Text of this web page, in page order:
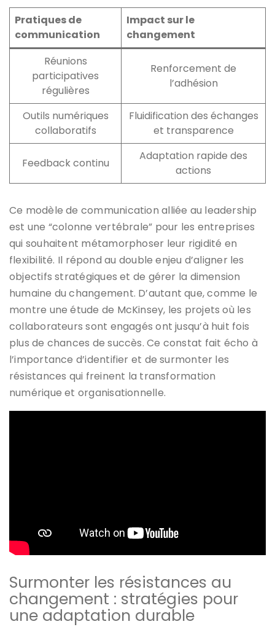
Pratiques de
communication
Impact sur le
changement
Réunions
participatives
régulières
Renforcement de
l’adhésion
Outils numériques
collaboratifs
Fluidification des échanges
et transparence
Feedback continu
Adaptation rapide des
actions
Ce modèle de communication alliée au leadership
est une “colonne vertébrale” pour les entreprises
qui souhaitent métamorphoser leur rigidité en
flexibilité. Il répond au double enjeu d’aligner les
objectifs stratégiques et de gérer la dimension
humaine du changement. D’autant que, comme le
montre une étude de McKinsey, les projets où les
collaborateurs sont engagés ont jusqu’à huit fois
plus de chances de succès. Ce constat fait écho à
l’importance d’identifier et de surmonter les
résistances qui freinent la transformation
numérique et organisationnelle.
Surmonter les résistances au
changement : stratégies pour
une adaptation durable